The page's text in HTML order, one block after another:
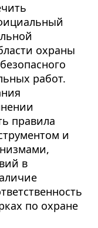
охраны
работ.
правила
и
в
по охране